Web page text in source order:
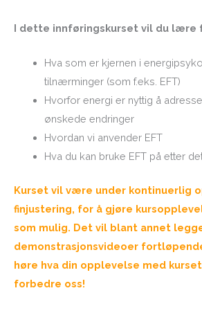
I dette innføringskurset vil du lære
Hva som er kjernen i
tilnærminger (som f.eks. EFT)
Hvorfor energi er nyttig å
ønskede endringer
Hvordan vi anvender EFT
Hva du kan bruke EFT på etter
Kurset vil være under kontinuerlig
finjustering, for å gjøre
som mulig. Det vil blant annet
demonstrasjonsvideoer
høre hva din opplevelse med
forbedre oss!